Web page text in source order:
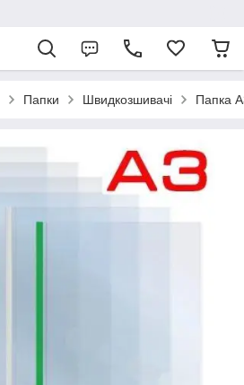
Папки Швидкозшивачі Папка